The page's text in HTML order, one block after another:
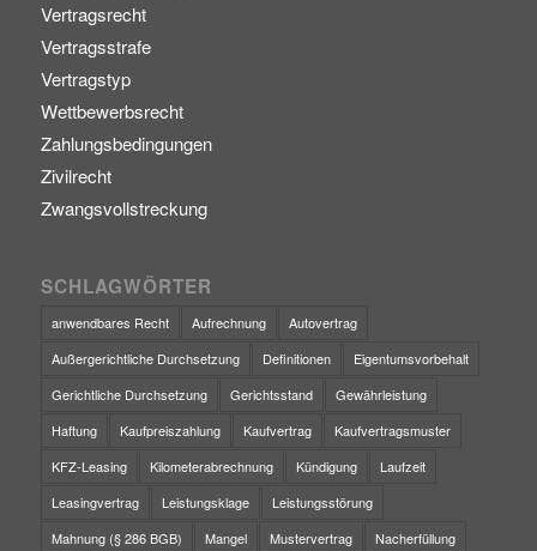
Vertragsrecht
Vertragsstrafe
Vertragstyp
Wettbewerbsrecht
Zahlungsbedingungen
Zivilrecht
Zwangsvollstreckung
SCHLAGWÖRTER
anwendbares Recht Aufrechnung
Autovertrag
Außergerichtliche Durchsetzung
Definitionen
Eigentumsvorbehalt
Gerichtliche Durchsetzung
Gerichtsstand
Gewährleistung
Haftung
Kaufpreiszahlung Kaufvertrag
Kaufvertragsmuster
KFZ-Leasing
Kilometerabrechnung Kündigung
Laufzeit
Leasingvertrag
Leistungsklage
Leistungsstörung
Mahnung (§ 286 BGB)
Mangel Mustervertrag
Nacherfüllung